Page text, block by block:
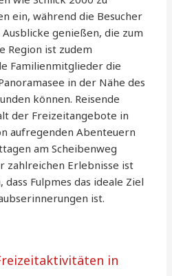
ein, während die Besucher
genießen, die zum
Region ist zudem
Familienmitglieder die
in der Nähe des
können. Reisende
der Freizeitangebote in
aufregenden Abenteuern
am Scheibenweg
zahlreichen Erlebnisse ist
Fulpmes das ideale Ziel
ist.
in